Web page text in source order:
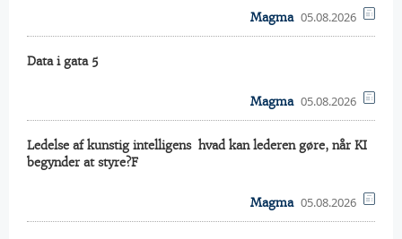
Magma 05.08.2026
Data i gata 5
Magma 05.08.2026
Ledelse af kunstig intelligens  hvad kan lederen gøre, når KI
begynder at styre?F
Magma 05.08.2026